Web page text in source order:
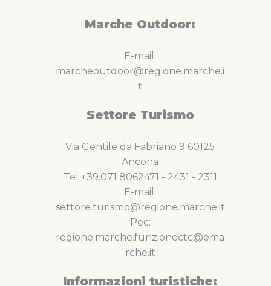
Marche Outdoor:
E-mail:
marcheoutdoor@regione.marche.i
t
Settore Turismo
Via Gentile da Fabriano 9 60125
Ancona
Tel +39.071 8062471 - 2431 - 2311
E-mail:
settore.turismo@regione.marche.it
Pec:
regione.marche.funzionectc@ema
rche.it
Informazioni turistiche: